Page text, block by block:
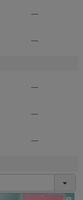
—
—
—
—
—